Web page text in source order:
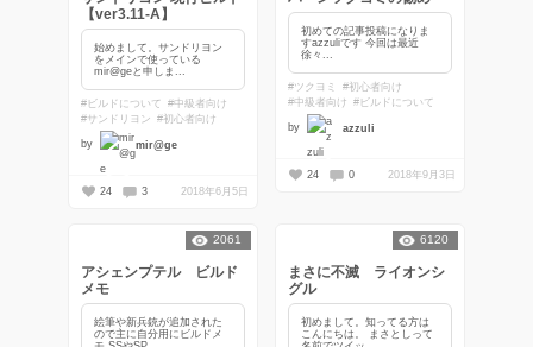
【ver3.11-A】
始めまして。サンドリヨン
をメインで使っている
mir@geと申しま...
#ビルドについて #中級者向け
#サンドリヨン #初心者向け
by mir@ge
24 3 2018年6月5日
初めての記事投稿になりま
すazzuliです 今回は最近
徐々...
#ツクヨミ
#初心者向け
#中級者向け #ビルドについて
by azzuli
24 0 2018年9月3日
アシェンプテル ビルド
メモ
絵筆や新兵銃が追加された
ので主に自分用にビルドメ
2061
まさに不滅 ライオンシ
グル
初めまして。知ってる方は
こんにちは。 まさとしって
6120